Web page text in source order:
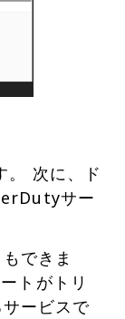
。 次に、ド
サー
できま
トがトリ
ービスで